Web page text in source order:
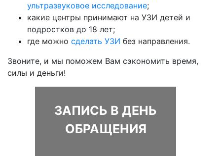
ультразвуковое исследование;
какие центры принимают на УЗИ детей и
подростков до 18 лет;
где можно сделать УЗИ без направления.
Звоните, и мы поможем Вам сэкономить время,
силы и деньги!
ЗАПИСЬ В ДЕНЬ
ОБРАЩЕНИЯ